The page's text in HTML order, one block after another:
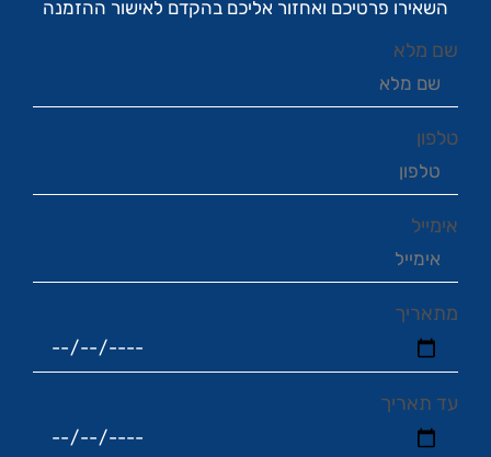
השאירו פרטיכם ואחזור אליכם בהקדם לאישור ההזמנה
שם מלא
טלפון
אימייל
מתאריך
עד תאריך